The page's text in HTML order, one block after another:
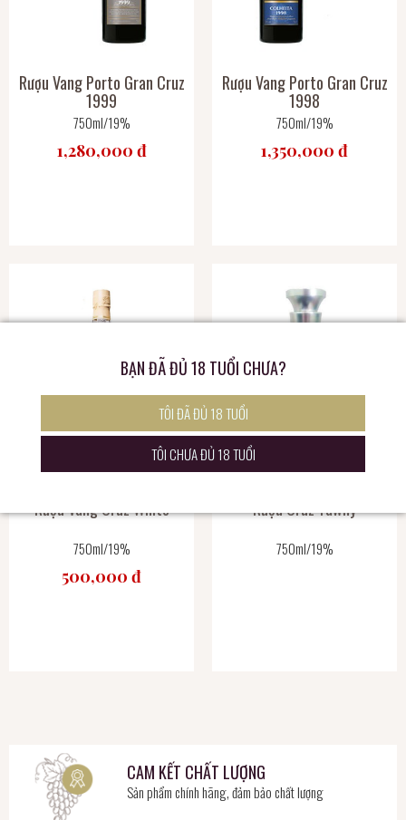
Rượu Vang Porto Gran Cruz
1999
750ml/19%
1,280,000 đ
Rượu Vang Porto Gran Cruz
1998
750ml/19%
1,350,000 đ
Rượu Vang Cruz White
750ml/19%
500,000 đ
Rượu Cruz Tawny
750ml/19%
CAM KẾT CHẤT LƯỢNG
Sản phẩm chính hãng, đảm bảo chất lượng
BẠN ĐÃ ĐỦ 18 TUỔI CHƯA?
TÔI ĐÃ ĐỦ 18 TUỔI
TÔI CHƯA ĐỦ 18 TUỔI